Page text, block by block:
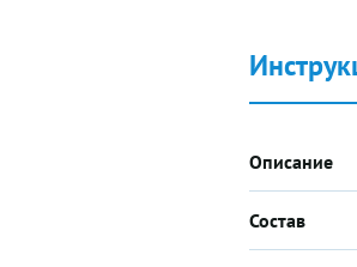
Описание
Состав